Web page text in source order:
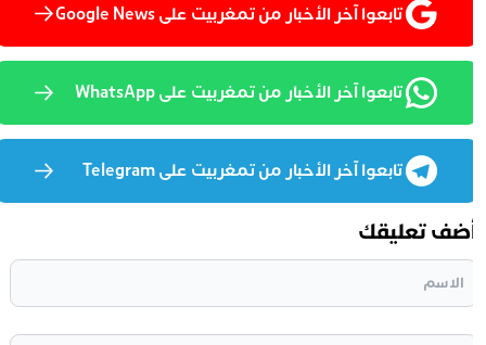
تابعوا آخر الأخبار من تمغربيت على Google News
تابعوا آخر الأخبار من تمغربيت على WhatsApp
تابعوا آخر الأخبار من تمغربيت على Telegram
تعليقك